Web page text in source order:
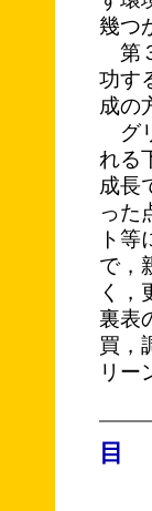
幾つ
第
功す
成の
グ
れる
成長
った
ト
で，
く，
裏表
買，
リー
目